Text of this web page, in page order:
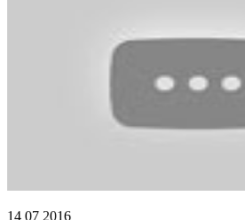
14 07 2016